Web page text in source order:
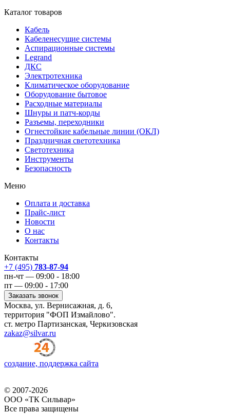
Каталог товаров
Кабель
Кабеленесущие системы
Аспирационные системы
Legrand
ДКС
Электротехника
Климатическое оборудование
Оборудование бытовое
Расходные материалы
Шнуры и патч-корды
Разъемы, переходники
Огнестойкие кабельные линии (ОКЛ)
Праздничная светотехника
Светотехника
Инструменты
Безопасность
Меню
Оплата и доставка
Прайс-лист
Новости
О нас
Контакты
Контакты
+7 (495) 783-87-94
пн-чт — 09:00 - 18:00
пт — 09:00 - 17:00
Заказать звонок
Москва, ул. Вернисажная, д. 6,
территория "ФОП Измайлово".
ст. метро Партизанская, Черкизовская
zakaz@silvar.ru
создание, поддержка сайта
© 2007-2026
ООО «ТК Сильвар»
Все права защищены